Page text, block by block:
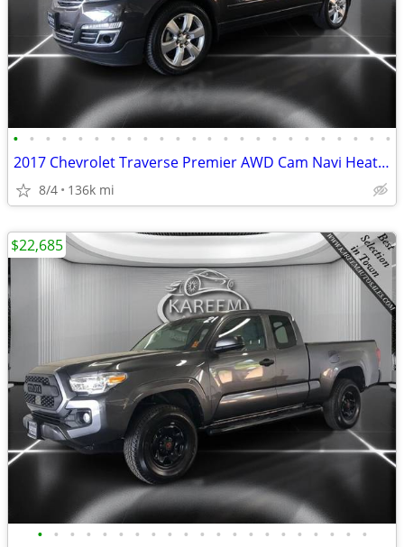
• • • • • • • • • • • • • • • • • • • • • • • •
2017 Chevrolet Traverse Premier AWD Cam Navi Heated/Cooling Seats Th
8/4 136k mi
• • • • • • • • • • • • • • • • • • • • •
$22,685